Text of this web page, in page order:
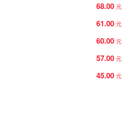
68.00 元
61.00 元
60.00 元
57.00 元
45.00 元